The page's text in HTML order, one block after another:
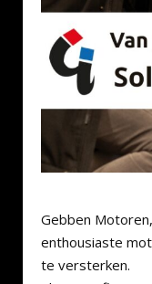
Gebben
enthousiaste
te versterken.